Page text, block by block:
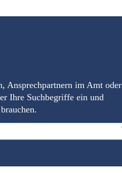
Ansprechpartnern im Amt oder
Ihre Suchbegriffe ein und